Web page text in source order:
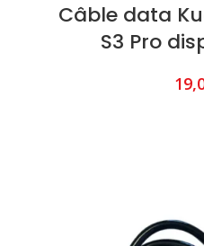
Câble data
S3 Pro